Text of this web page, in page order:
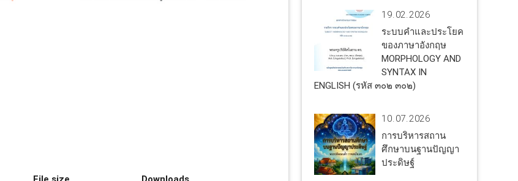
19.02.2026
ระบบคำและประโยค
ของภาษาอังกฤษ
MORPHOLOGY AND
SYNTAX IN
ENGLISH (รหัส ๓๐๒ ๓๐๒)
10.07.2026
การบริหารสถาน
ศึกษาบนฐานปัญญา
ประดิษฐ์